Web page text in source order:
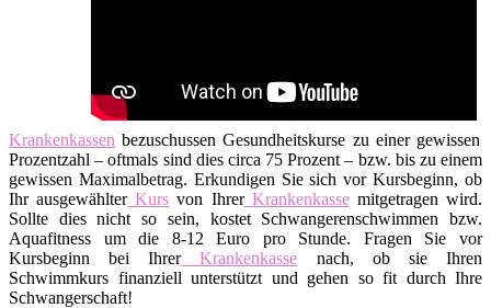
Krankenkassen bezuschussen Gesundheitskurse zu einer gewissen
Prozentzahl – oftmals sind dies circa 75 Prozent – bzw. bis zu einem
gewissen Maximalbetrag. Erkundigen Sie sich vor Kursbeginn, ob
Ihr ausgewählterKurs von IhrerKrankenkassemitgetragen wird.
Sollte dies nicht so sein, kostet Schwangerenschwimmen bzw.
Aquafitness um die 8-12 Euro pro Stunde. Fragen Sie vor
Kursbeginn bei IhrerKrankenkasse nach, ob sie Ihren
Schwimmkurs finanziell unterstützt und gehen so fit durch Ihre
Schwangerschaft!